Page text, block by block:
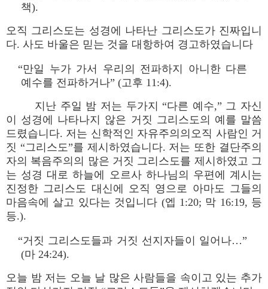
책).
오직 그리스도는 성경에 나타난 그리스도가 진짜입니
다. 사도 바울은 믿는 것을 대항하여 경고하였습니다
“만일 누가 가서 우리의 전파하지 아니한 다른
예수를 전파하거나” (고후 11:4).
지난 주일 밤 저는 두가지 “다른 예수,” 그 자신
이 성경에 나타나지 않은 거짓 그리스도의 예를 말씀
드렸습니다. 저는 신학적인 자유주의의오직 사람인 거
짓 “그리스도”를 제시하였습니다. 저는 또한 결단주의
자의 복음주의의 많은 거짓 그리스도를 제시하였고 그
는 성경 대로 하늘에 오르사 하나님의 우편에 계시는
진정한 그리스도 대신에 오직 영으로 아마도 그들의
마음속에 살고 있다는 것입니다 (엡 1:20; 막 16:19, 등
등.).
“거짓 그리스도들과 거짓 선지자들이 일어나…”
(마 24:24).
오늘 밤 저는 오늘 날 많은 사람들을 속이고 있는 추가